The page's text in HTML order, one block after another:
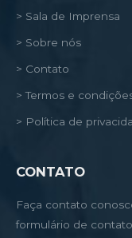
> Sala de Imprensa
> Sobre nós
> Contato
> Termos e
> Política de
CONTATO
Faça contato
formulário de contato.